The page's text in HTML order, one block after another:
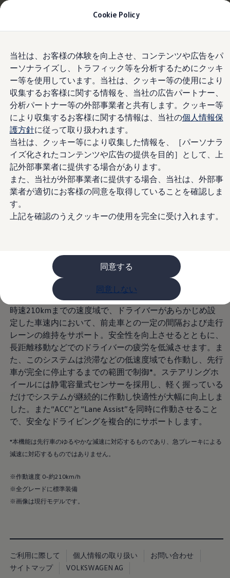
Cookie Policy
当社は、お客様の体験を向上させ、コンテンツや広告をパ
ーソナライズし、トラフィック等を分析するためにクッキ
ー等を使用しています。当社は、クッキー等の使用により
収集するお客様に関する情報を、当社の広告パートナー、
分析パートナー等の外部事業者と共有します。クッキー等
により収集するお客様に関する情報は、当社の個人情報保
護方針に従って取り扱われます。
当社は、クッキー等により収集した情報を、［パーソナラ
イズ化されたコンテンツや広告の提供を目的］として、上
記外部事業者に提供する場合があります。
また、当社が外部事業者に提供する場合、当社は、外部事
業者が適切にお客様の同意を取得していることを確認しま
す。
上記を確認のうえクッキーの使用を完全に受け入れます。
同意する
同意しない
main
content
to
footer
Tiguan購入後、5年間の安心サポートが無償に
今すぐチェック
デジタルカタログ
セーフティ マイスター
デジタルカタログ
ID. Buzz
T-Cross
Tiguan
Golf
Golf GTI
Golf R
Golf Variant
Golf R Variant
Passat
ID.4
Polo
Polo GTI
Golf Touran
T-Roc R
フォルクスワーゲンマガジン
ブランドストーリー
購入検討中の方へ
オファー(購入サポート・金利情報)
Golf お乗り換えを10万円補助
Tiguan 購入後、5年間の安心サポートが無償
Golf Variant お乗り換えを10万円補助
Volkswagenアンバサダープログラム
ファイナンシャルサービス
ファイナンシャルサービス
フォルクスワーゲン自動車保険プラス
Volkswagen Card
お支払いシミュレーション
モデル別月々のお支払い例
ライフスタイルに合ったプランをみつける
カスタマーポータル 登録・ログイン
Match Maker 登録・ログイン
補助金・エコカー優遇制度
ID.4
Golf
ID. Buzz
アフターサービス
サービスと純正部品
フォルクスワーゲン純正部品のメリット
路上故障に関するサポート
フォルクスワーゲンサービス
アクセサリー
同一車線内全車速運転支援システム“Travel
Assist”
渋滞から高速走行まで
幅広くサポート
時速210kmまでの速度域で、ドライバーがあらかじめ設
定した車速内において、前走車との一定の間隔および走行
レーンの維持をサポート。安全性を向上させるとともに、
長距離移動などでのドライバーの疲労を低減させます。ま
た、このシステムは渋滞などの低速度域でも作動し、先行
車が完全に停止するまでの範囲で制御*。ステアリングホ
イールには静電容量式センサーを採用し、軽く握っている
だけでシステムが継続的に作動し快適性が大幅に向上しま
した。また“ACC”と“Lane Assist”を同時に作動させること
で、安全なドライビングを複合的にサポートします。
*本機能は先行車のゆるやかな減速に対応するものであり、急ブレーキによる
減速に対応するものではありません。
※作動速度 0~約210km/h
※全グレードに標準装備
※画像は現行モデルです。
ご利用に際して 個人情報の取り扱い
お問い合わせ
サイトマップ
VOLKSWAGEN AG